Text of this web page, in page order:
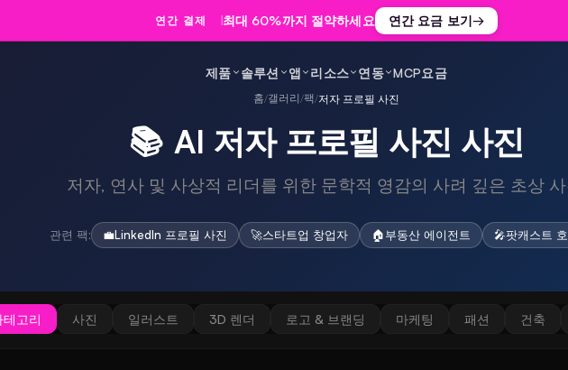
연간 결제 최대 60%까지 절약하세요 연간 요금 보기→
제품 솔루션 앱 리소스 연동 MCP요금
홈/갤러리/팩/저자 프로필 사진
📚 AI 저자 프로필 사진 사진
저자, 연사 및 사상적 리더를 위한 문학적 영감의 사려 깊은 초상
관련 팩: 💼LinkedIn 프로필 사진 🚀스타트업 창업자 🏠부동산 에이전트 🎤팟캐스트
테고리 사진 일러스트 3D 렌더 로고 & 브랜딩 마케팅 패션 건축